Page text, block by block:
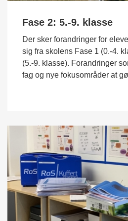
Fase 2: 5.-9. klasse
Der sker forandringer for
sig fra skolens Fase 1 (0.-4.
(5.-9. klasse). Forandringer
fag og nye fokusområder at